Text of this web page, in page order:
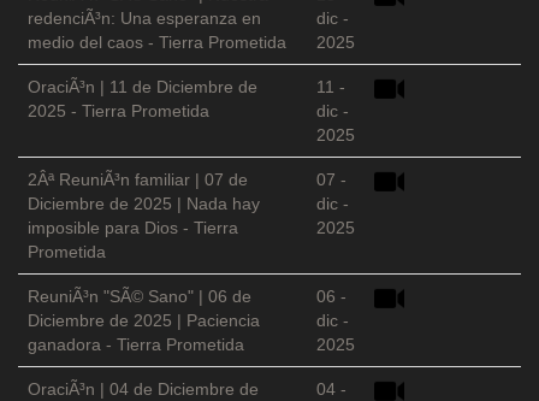
redenciÃ³n: Una esperanza en
medio del caos - Tierra Prometida
dic -
2025
OraciÃ³n | 11 de Diciembre de
2025 - Tierra Prometida
11 -
dic -
2025
2Âª ReuniÃ³n familiar | 07 de
Diciembre de 2025 | Nada hay
imposible para Dios - Tierra
Prometida
07 -
dic -
2025
ReuniÃ³n "SÃ© Sano" | 06 de
Diciembre de 2025 | Paciencia
ganadora - Tierra Prometida
06 -
dic -
2025
OraciÃ³n | 04 de Diciembre de
04 -